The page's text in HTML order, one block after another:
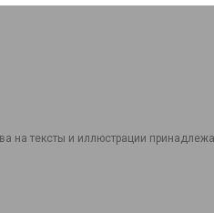
на тексты и иллюстрации